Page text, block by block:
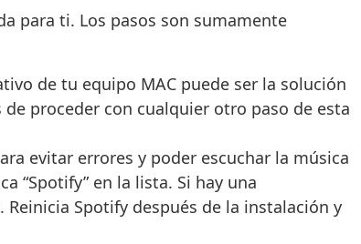
para ti. Los pasos son sumamente
de tu equipo MAC puede ser la solución
proceder con cualquier otro paso de esta
evitar errores y poder escuchar la música
“Spotify” en la lista. Si hay una
Spotify después de la instalación y